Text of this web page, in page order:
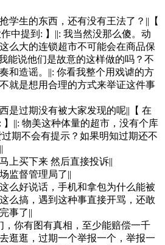
学生的东西，还有没有王法了？||【
中提到: 】||: 我当然没那么傻。动
么大的连锁超市不可能会在商品保
能说他们是故意的这样做的吗？不
和造谣。||: 你看我整个用戏谑的方
就是想用合理的方式来举证这件事
是过期没有被大家发现的呢||【 在
】||: 物美这种体量的超市，没有个库
期不会有提示？如果明知过期还不
上买下来 然后直接投诉||
监督管理局了||
么好说话，手机和拿包为什么能被
么搞，遇到这种事直接开骂，还敢
事了||
，你有图有真相，至少能赔偿一千
逛逛，过期一个举报一个，举报一